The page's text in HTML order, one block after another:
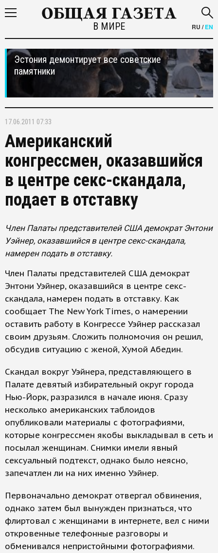
В МИРЕ RU /EN
Эстония демонтирует все советские
памятники
17.06.2011 07:33
Американский
конгрессмен, оказавшийся
в центре секс-скандала,
подает в отставку
Член Палаты представителей США демократ Энтони
Уэйнер, оказавшийся в центре секс-скандала,
намерен подать в отставку.
Член Палаты представителей США демократ
Энтони Уэйнер, оказавшийся в центре секс-
скандала, намерен подать в отставку. Как
сообщает The New York Times, о намерении
оставить работу в Конгрессе Уэйнер рассказал
своим друзьям. Сложить полномочия он решил,
обсудив ситуацию с женой, Хумой Абедин.
Скандал вокруг Уэйнера, представляющего в
Палате девятый избирательный округ города
Нью-Йорк, разразился в начале июня. Сразу
несколько американских таблоидов
опубликовали материалы с фотографиями,
которые конгрессмен якобы выкладывал в сеть и
посылал женщинам. Снимки имели явный
сексуальный подтекст, однако было неясно,
запечатлен ли на них именно Уэйнер.
Первоначально демократ отвергал обвинения,
однако затем был вынужден признаться, что
флиртовал с женщинами в интернете, вел с ними
откровенные телефонные разговоры и
обменивался непристойными фотографиями.